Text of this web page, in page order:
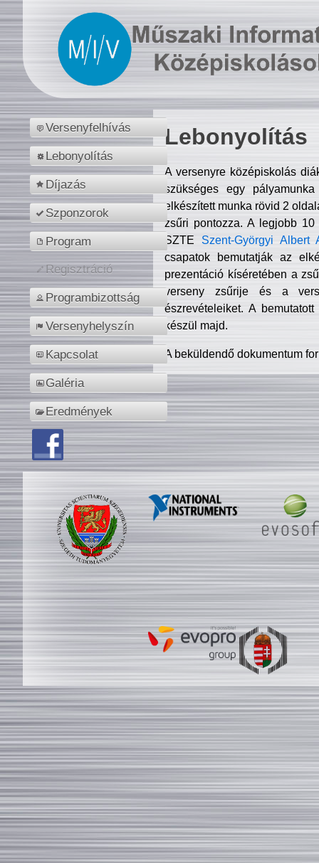
Versenyfelhívás
Lebonyolítás
Díjazás
Szponzorok
Program
Regisztráció
Programbizottság
Versenyhelyszín
Kapcsolat
Galéria
Eredmények
Lebonyolítás
A versenyre középiskolás
szükséges egy
elkészített munka rövid 2
zsűri pontozza. A legjobb
SZTE Szent-Györgyi Albert
csapatok bemutatják az
prezentáció kíséretében a
verseny zsűrije és a
észrevételeiket. A
készül majd.
A beküldendő dokumentum